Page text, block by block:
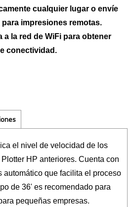
cualquier lugar o envíe
impresiones remotas.
la red de WiFi para obtener
conectividad.
el nivel de velocidad de los
HP anteriores. Cuenta con
automático que facilita el proceso
de 36' es recomendado para
pequeñas empresas.